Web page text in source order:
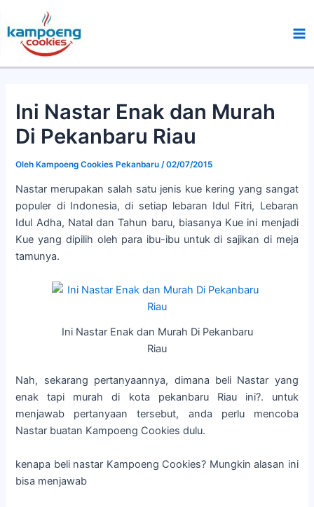
ke
konten
Ini Nastar Enak dan Murah
Di Pekanbaru Riau
Oleh Kampoeng Cookies Pekanbaru/02/07/2015
Nastar merupakan salah satu jenis kue kering yang sangat
populer di Indonesia, di setiap lebaran Idul Fitri, Lebaran
Idul Adha, Natal dan Tahun baru, biasanya Kue ini menjadi
Kue yang dipilih oleh para ibu-ibu untuk di sajikan di meja
tamunya.
Ini Nastar Enak dan Murah Di Pekanbaru
Riau
Nah, sekarang pertanyaannya, dimana beli Nastar yang
enak tapi murah di kota pekanbaru Riau ini?. untuk
menjawab pertanyaan tersebut, anda perlu mencoba
Nastar buatan Kampoeng Cookies dulu.
kenapa beli nastar Kampoeng Cookies? Mungkin alasan ini
bisa menjawab